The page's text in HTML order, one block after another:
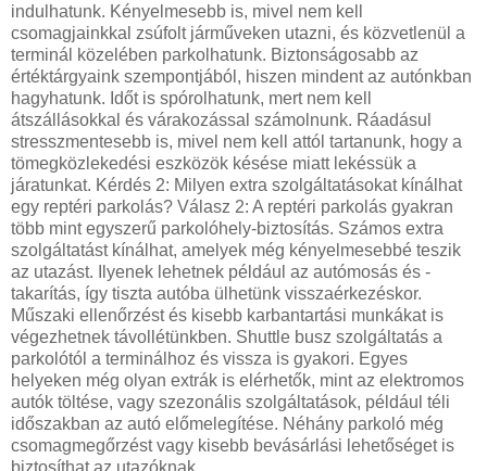
indulhatunk. Kényelmesebb is, mivel nem kell
csomagjainkkal zsúfolt járműveken utazni, és közvetlenül a
terminál közelében parkolhatunk. Biztonságosabb az
értéktárgyaink szempontjából, hiszen mindent az autónkban
hagyhatunk. Időt is spórolhatunk, mert nem kell
átszállásokkal és várakozással számolnunk. Ráadásul
stresszmentesebb is, mivel nem kell attól tartanunk, hogy a
tömegközlekedési eszközök késése miatt lekéssük a
járatunkat. Kérdés 2: Milyen extra szolgáltatásokat kínálhat
egy reptéri parkolás? Válasz 2: A reptéri parkolás gyakran
több mint egyszerű parkolóhely-biztosítás. Számos extra
szolgáltatást kínálhat, amelyek még kényelmesebbé teszik
az utazást. Ilyenek lehetnek például az autómosás és -
takarítás, így tiszta autóba ülhetünk visszaérkezéskor.
Műszaki ellenőrzést és kisebb karbantartási munkákat is
végezhetnek távollétünkben. Shuttle busz szolgáltatás a
parkolótól a terminálhoz és vissza is gyakori. Egyes
helyeken még olyan extrák is elérhetők, mint az elektromos
autók töltése, vagy szezonális szolgáltatások, például téli
időszakban az autó előmelegítése. Néhány parkoló még
csomagmegőrzést vagy kisebb bevásárlási lehetőséget is
biztosíthat az utazóknak.